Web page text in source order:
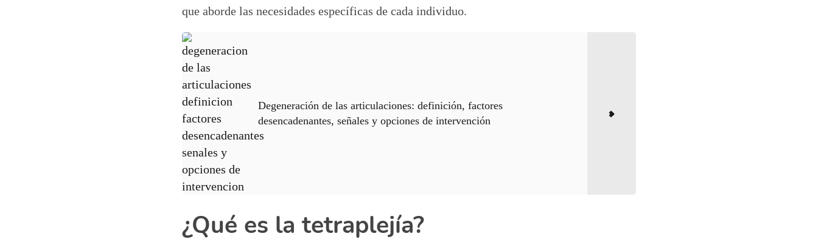
que aborde las necesidades específicas de cada individuo.
Degeneración de las articulaciones: definición, factores
desencadenantes, señales y opciones de intervención
¿Qué es la tetraplejía?